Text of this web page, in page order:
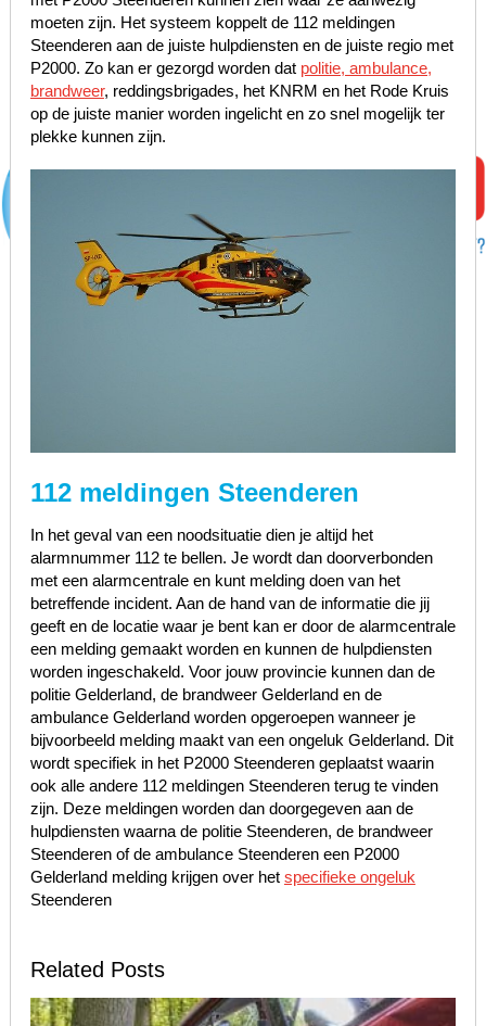
moeten zijn. Het systeem koppelt de 112 meldingen
Steenderen aan de juiste hulpdiensten en de juiste regio met
P2000. Zo kan er gezorgd worden dat politie, ambulance,
brandweer, reddingsbrigades, het KNRM en het Rode Kruis
op de juiste manier worden ingelicht en zo snel mogelijk ter
plekke kunnen zijn.
112 meldingen Steenderen
In het geval van een noodsituatie dien je altijd het
alarmnummer 112 te bellen. Je wordt dan doorverbonden
met een alarmcentrale en kunt melding doen van het
betreffende incident. Aan de hand van de informatie die jij
geeft en de locatie waar je bent kan er door de alarmcentrale
een melding gemaakt worden en kunnen de hulpdiensten
worden ingeschakeld. Voor jouw provincie kunnen dan de
politie Gelderland, de brandweer Gelderland en de
ambulance Gelderland worden opgeroepen wanneer je
bijvoorbeeld melding maakt van een ongeluk Gelderland. Dit
wordt specifiek in het P2000 Steenderen geplaatst waarin
ook alle andere 112 meldingen Steenderen terug te vinden
zijn. Deze meldingen worden dan doorgegeven aan de
hulpdiensten waarna de politie Steenderen, de brandweer
Steenderen of de ambulance Steenderen een P2000
Gelderland melding krijgen over het specifieke ongeluk
Steenderen
Related Posts